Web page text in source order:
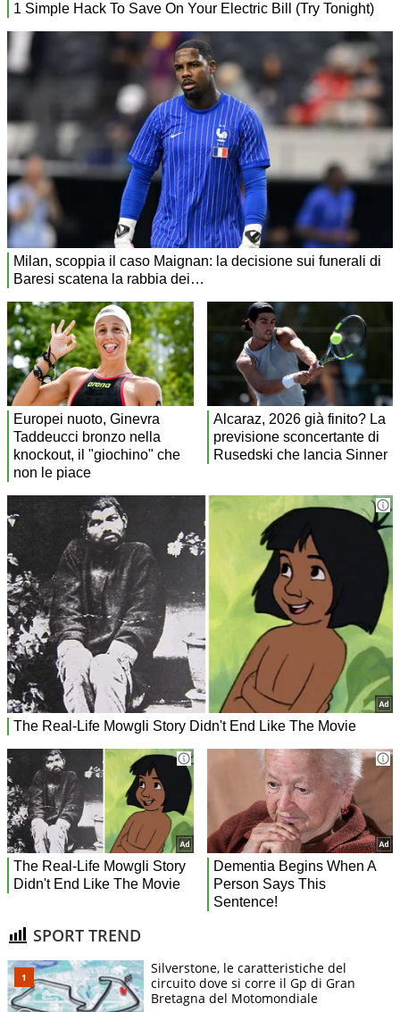
SPORT TREND
Silverstone, le caratteristiche del
circuito dove si corre il Gp di Gran
Bretagna del Motomondiale